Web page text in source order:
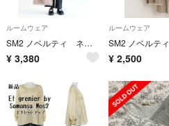
ルームウェア
SM2 ノベルティ ネイビー ルームウェアセット
¥ 3,380
ルームウェア
SM2 ノベルティ
¥ 2,500